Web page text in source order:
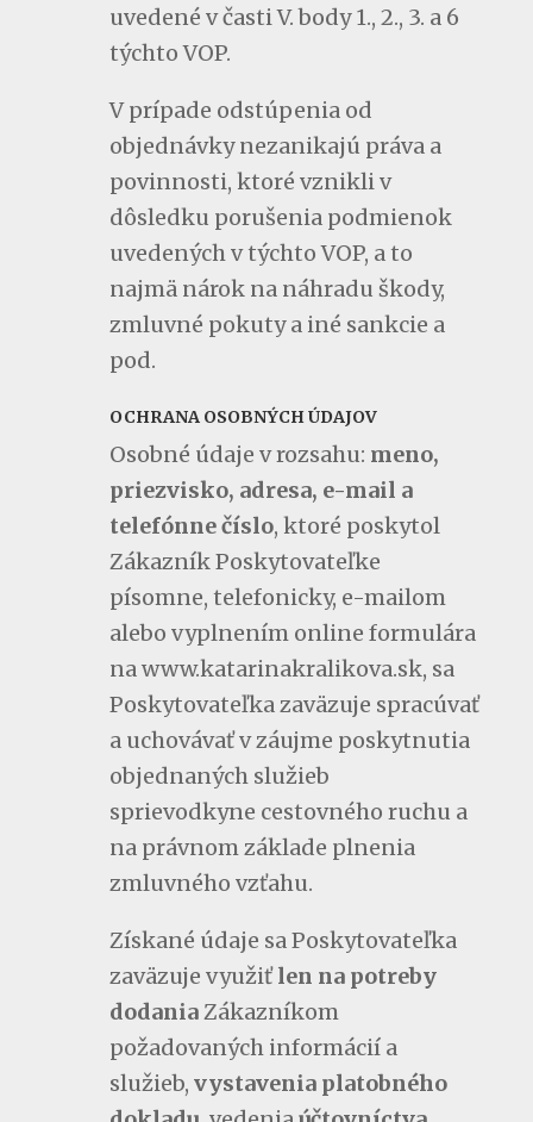
uvedené v časti V. body 1., 2., 3. a 6
týchto VOP.
V prípade odstúpenia od
objednávky nezanikajú práva a
povinnosti, ktoré vznikli v
dôsledku porušenia podmienok
uvedených v týchto VOP, a to
najmä nárok na náhradu škody,
zmluvné pokuty a iné sankcie a
pod.
OCHRANA OSOBNÝCH ÚDAJOV
Osobné údaje v rozsahu: meno,
priezvisko, adresa, e-mail a
telefónne číslo, ktoré poskytol
Zákazník Poskytovateľke
písomne, telefonicky, e-mailom
alebo vyplnením online formulára
na www.katarinakralikova.sk, sa
Poskytovateľka zaväzuje spracúvať
a uchovávať v záujme poskytnutia
objednaných služieb
sprievodkyne cestovného ruchu a
na právnom základe plnenia
zmluvného vzťahu.
Získané údaje sa Poskytovateľka
zaväzuje využiťlen na potreby
dodaniaZákazníkom
požadovaných informácií a
služieb, vystavenia platobného